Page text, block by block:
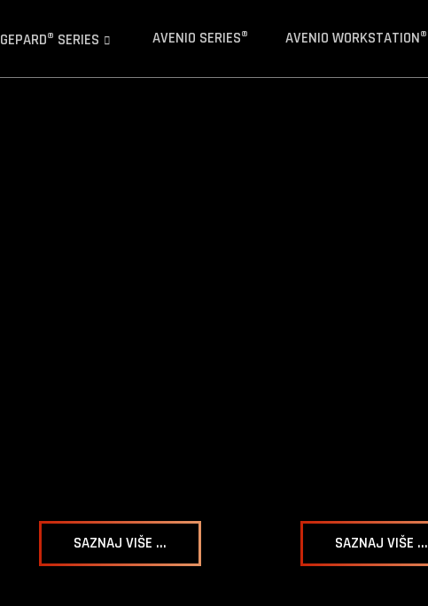
GEPARD® SERIES AVENIO SERIES® AVENIO WORKSTATION®
SAZNAJ VIŠE ... SAZNAJ VIŠE ...